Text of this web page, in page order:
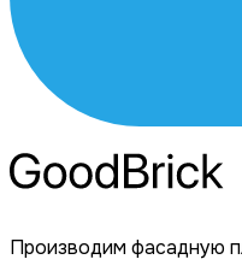
Производим фасадную